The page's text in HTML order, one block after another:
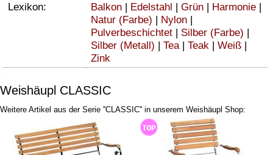
Lexikon:
Balkon | Edelstahl | Grün | Harmonie |
Natur (Farbe) | Nylon |
Pulverbeschichtet | Silber (Farbe) |
Silber (Metall) | Tea | Teak | Weiß |
Zink
Weishäupl CLASSIC
Weitere Artikel aus der Serie ''CLASSIC'' in unserem Weishäupl Shop: